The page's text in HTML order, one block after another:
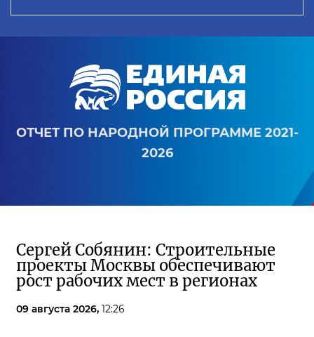
ОТЧЕТ ПО НАРОДНОЙ ПРОГРАММЕ 2021-
2026
Сергей Собянин: Строительные
проекты Москвы обеспечивают
рост рабочих мест в регионах
09 августа 2026, 12:26